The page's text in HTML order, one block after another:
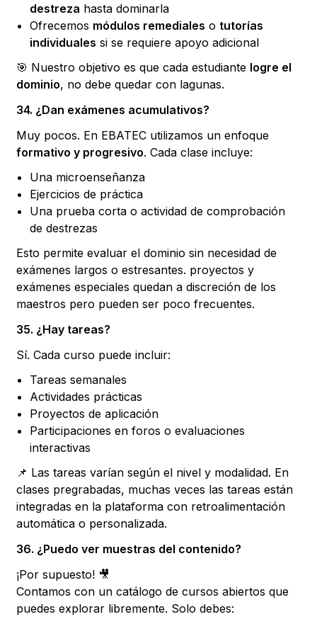
destreza hasta dominarla
Ofrecemos módulos remediales o tutorías
individuales si se requiere apoyo adicional
🎯 Nuestro objetivo es que cada estudiante logre el
dominio, no debe quedar con lagunas.
34. ¿Dan exámenes acumulativos?
Muy pocos. En EBATEC utilizamos un enfoque
formativo y progresivo. Cada clase incluye:
Una microenseñanza
Ejercicios de práctica
Una prueba corta o actividad de comprobación
de destrezas
Esto permite evaluar el dominio sin necesidad de
exámenes largos o estresantes. proyectos y
exámenes especiales quedan a discreción de los
maestros pero pueden ser poco frecuentes.
35. ¿Hay tareas?
Sí. Cada curso puede incluir:
Tareas semanales
Actividades prácticas
Proyectos de aplicación
Participaciones en foros o evaluaciones
interactivas
📌 Las tareas varían según el nivel y modalidad. En
clases pregrabadas, muchas veces las tareas están
integradas en la plataforma con retroalimentación
automática o personalizada.
36. ¿Puedo ver muestras del contenido?
¡Por supuesto! 🎥
Contamos con un catálogo de cursos abiertos que
puedes explorar libremente. Solo debes: